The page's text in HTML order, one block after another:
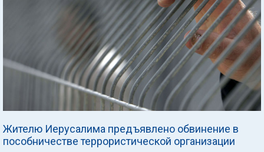
Жителю Иерусалима предъявлено обвинение в
пособничестве террористической организации